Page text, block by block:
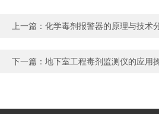
上一篇： 化学毒剂报警器的原理与技术
下一篇： 地下室工程毒剂监测仪的应用